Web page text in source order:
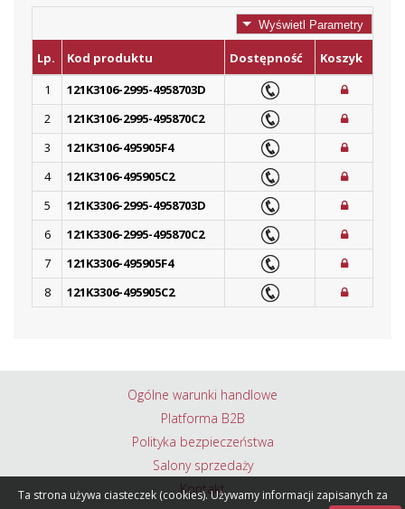
Wyświetl Parametry
Lp. Kod produktu Dostępność
Koszyk
1
121K3106-2995-4958703D
2
121K3106-2995-495870C2
3
121K3106-495905F4
4
121K3106-495905C2
5
121K3306-2995-4958703D
6
121K3306-2995-495870C2
7
121K3306-495905F4
8
121K3306-495905C2
Ogólne warunki handlowe
Platforma B2B
Polityka bezpieczeństwa
Salony sprzedaży
Kontakt
Ta strona używa ciasteczek (cookies). Używamy informacji zapisanych za